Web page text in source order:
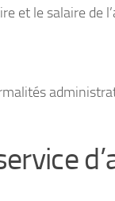
et le salaire de